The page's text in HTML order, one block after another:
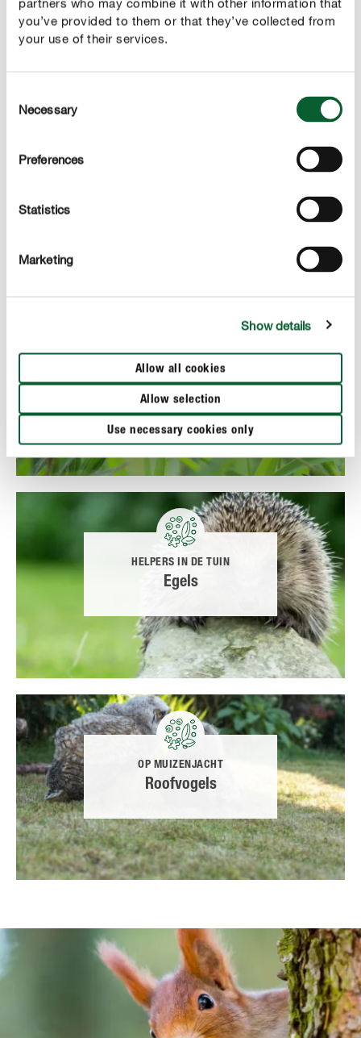
you’ve provided to them or that they’ve collected from
your use of their services.
Selection
Necessary
Preferences
Statistics
Marketing
Show details
Allow all cookies
Allow selection
Use necessary cookies only
EENVOUDIGE TIPS EN HANDIGHEIDJES
VRETERS VAN ONGEDIERTE
Hagedissen
HELPERS IN DE TUIN
Egels
OP MUIZENJACHT
Roofvogels